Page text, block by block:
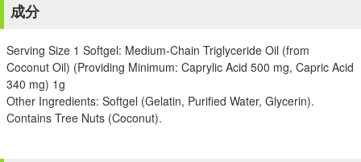
成分
Serving Size 1 Softgel: Medium-Chain Triglyceride Oil (from
Coconut Oil) (Providing Minimum: Caprylic Acid 500 mg, Capric Acid
340 mg) 1g
Other Ingredients: Softgel (Gelatin, Purified Water, Glycerin).
Contains Tree Nuts (Coconut).